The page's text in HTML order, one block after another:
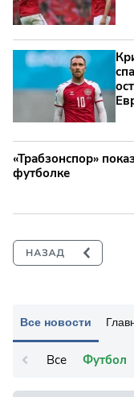
Все новости
Все Футбол
«Трабзонспор»
футболке